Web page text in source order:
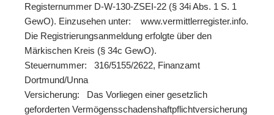
Registernummer D-W-130-ZSEI-22 (§ 34i Abs. 1 S. 1
GewO). Einzusehen unter: www.vermittlerregister.info.
Die Registrierungsanmeldung erfolgte über den
Märkischen Kreis (§ 34c GewO).
Steuernummer: 316/5155/2622, Finanzamt
Dortmund/Unna
Versicherung: Das Vorliegen einer gesetzlich
geforderten Vermögensschadenshaftpflichtversicherung